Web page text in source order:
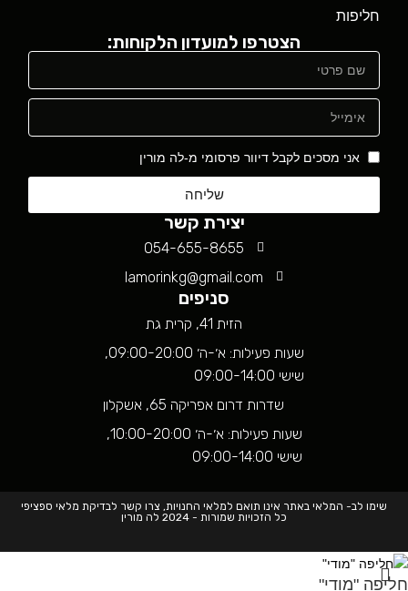
חליפות
הצטרפו למועדון הלקוחות:
אני מסכים לקבל דיוור פרסומי מ-לה מורין
שליחה
יצירת קשר
054-655-8655
lamorinkg@gmail.com
סניפים
הזית 41, קרית גת
שעות פעילות: א׳-ה׳ 09:00-20:00,
שישי 09:00-14:00
שדרות דרום אפריקה 65, אשקלון
שעות פעילות: א׳-ה׳ 10:00-20:00,
שישי 09:00-14:00
שימו לב- המלאי באתר אינו תואם למלאי החנויות, צרו קשר לבדיקת מלאי ספציפי
כל הזכויות שמורות - 2024 לה מורין
חליפה "מודי"